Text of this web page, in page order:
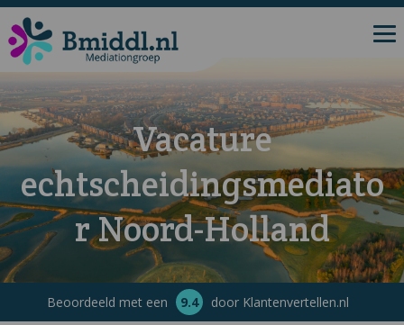
Vacature
echtscheidingsmediato
r Noord-Holland
Beoordeeld met een 9.4 door Klantenvertellen.nl